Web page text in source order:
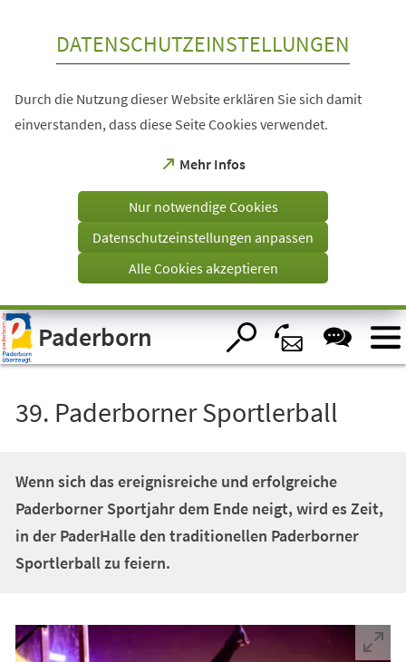
Visuelle
Assistenzsoftware
öffnen.
DATENSCHUTZEINSTELLUNGEN
Durch die Nutzung dieser Website erklären Sie sich damit
einverstanden, dass diese Seite Cookies verwendet.
Mehr Infos
(Öffnet
einem
Tab)
Nur notwendige Cookies
Datenschutzeinstellungen anpassen
Alle Cookies akzeptieren
Paderborn
39. Paderborner Sportlerball
Wenn sich das ereignisreiche und erfolgreiche
Paderborner Sportjahr dem Ende neigt, wird es Zeit,
in der PaderHalle den traditionellen Paderborner
Sportlerball zu feiern.